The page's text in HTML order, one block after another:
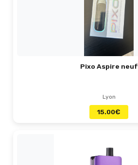
Pixo Aspire neuf
Lyon
15.00€